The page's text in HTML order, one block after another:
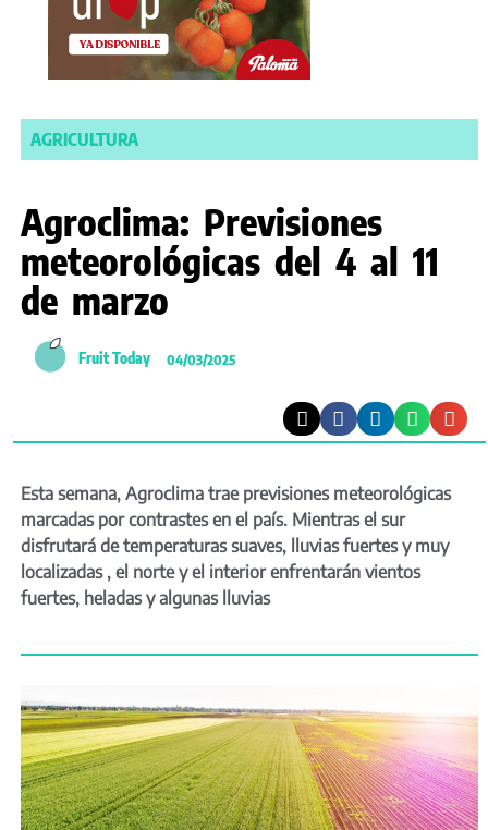
AGRICULTURA
Agroclima: Previsiones
meteorológicas del 4 al 11
de marzo
Fruit Today 04/03/2025
Esta semana, Agroclima trae previsiones meteorológicas
marcadas por contrastes en el país. Mientras el sur
disfrutará de temperaturas suaves, lluvias fuertes y muy
localizadas , el norte y el interior enfrentarán vientos
fuertes, heladas y algunas lluvias